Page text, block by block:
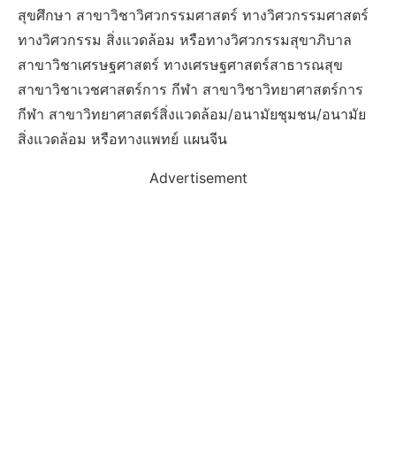
สุขศึกษา สาขาวิชาวิศวกรรมศาสตร์ ทางวิศวกรรมศาสตร์
ทางวิศวกรรม สิ่งแวดล้อม หรือทางวิศวกรรมสุขาภิบาล
สาขาวิชาเศรษฐศาสตร์ ทางเศรษฐศาสตร์สาธารณสุข
สาขาวิชาเวชศาสตร์การ กีฬา สาขาวิชาวิทยาศาสตร์การ
กีฬา สาขาวิทยาศาสตร์สิ่งแวดล้อม/อนามัยชุมชน/อนามัย
สิ่งแวดล้อม หรือทางแพทย์ แผนจีน
Advertisement